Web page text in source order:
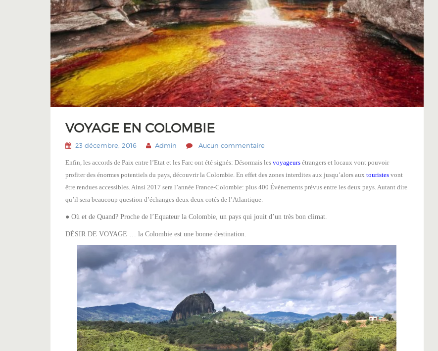
VOYAGE EN COLOMBIE
23 décembre, 2016 Admin Aucun commentaire
Enfin, les accords de Paix entre l’Etat et les Farc ont été signés: Désormais les voyageurs étrangers et locaux vont pouvoir
profiter des énormes potentiels du pays, découvrir la Colombie. En effet des zones interdites aux jusqu’alors aux touristes vont
être rendues accessibles. Ainsi 2017 sera l’année France-Colombie: plus 400 Événements prévus entre les deux pays. Autant dire
qu’il sera beaucoup question d’échanges deux deux cotés de l’Atlantique.
● Où et de Quand? Proche de l’Equateur la Colombie, un pays qui jouit d’un très bon climat.
DÉSIR DE VOYAGE … la Colombie est une bonne destination.